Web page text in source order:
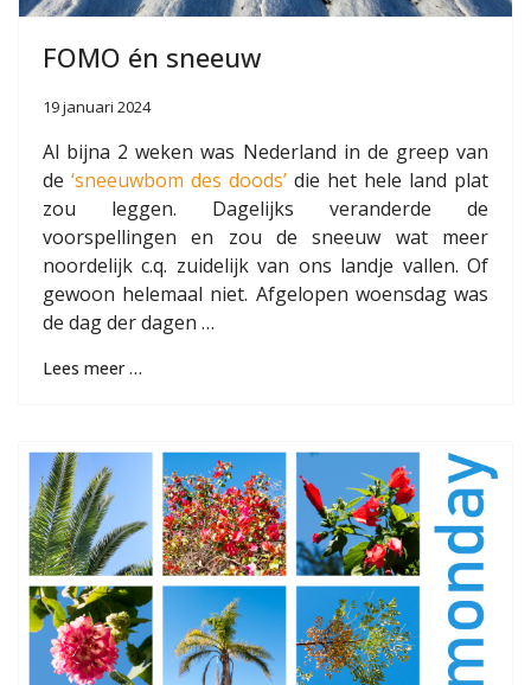
FOMO én sneeuw
19 januari 2024
Al bijna 2 weken was Nederland in de greep van
de ‘sneeuwbom des doods’ die het hele land plat
zou leggen. Dagelijks veranderde de
voorspellingen en zou de sneeuw wat meer
noordelijk c.q. zuidelijk van ons landje vallen. Of
gewoon helemaal niet. Afgelopen woensdag was
de dag der dagen …
Lees meer …